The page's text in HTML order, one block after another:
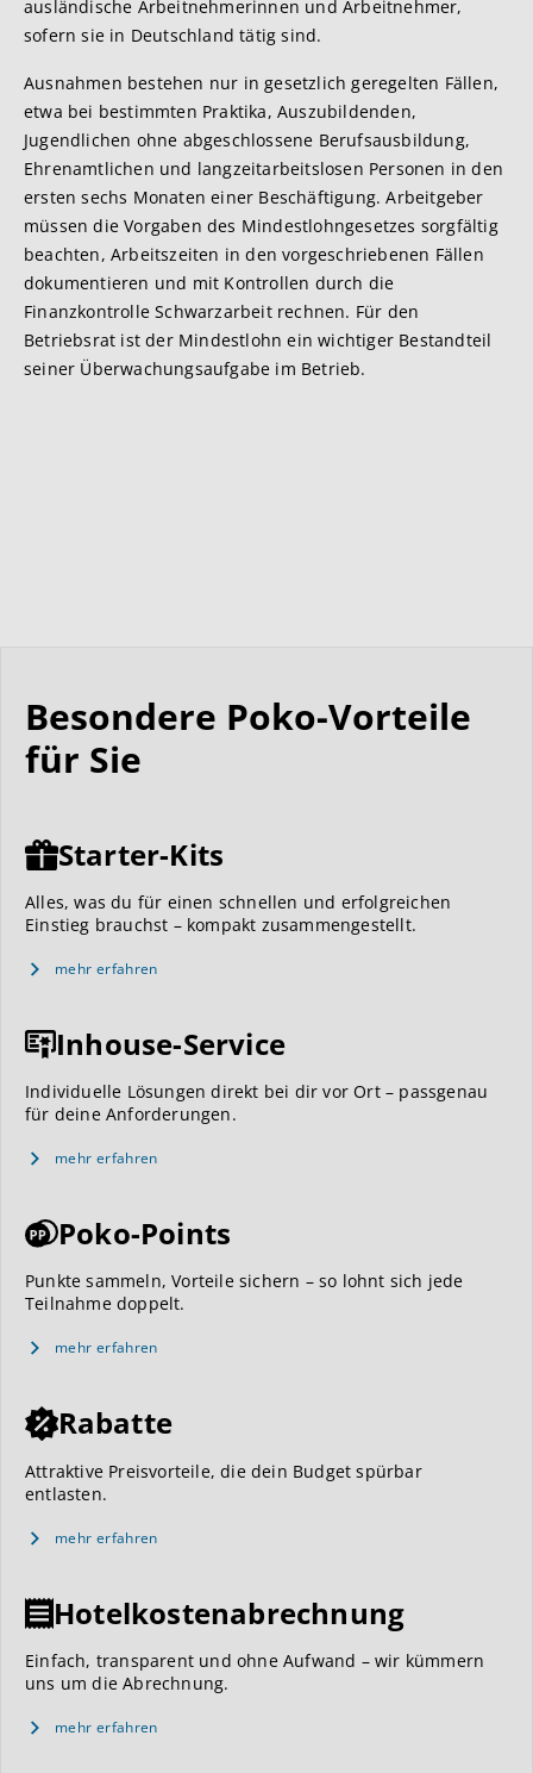
ausländische Arbeitnehmerinnen und Arbeitnehmer,
sofern sie in Deutschland tätig sind.
Ausnahmen bestehen nur in gesetzlich geregelten Fällen,
etwa bei bestimmten Praktika, Auszubildenden,
Jugendlichen ohne abgeschlossene Berufsausbildung,
Ehrenamtlichen und langzeitarbeitslosen Personen in den
ersten sechs Monaten einer Beschäftigung. Arbeitgeber
müssen die Vorgaben des Mindestlohngesetzes sorgfältig
beachten, Arbeitszeiten in den vorgeschriebenen Fällen
dokumentieren und mit Kontrollen durch die
Finanzkontrolle Schwarzarbeit rechnen. Für den
Betriebsrat ist der Mindestlohn ein wichtiger Bestandteil
seiner Überwachungsaufgabe im Betrieb.
Besondere Poko-Vorteile
für Sie
Starter-Kits
Alles, was du für einen schnellen und erfolgreichen
Einstieg brauchst – kompakt zusammengestellt.
mehr erfahren
Inhouse-Service
Individuelle Lösungen direkt bei dir vor Ort – passgenau
für deine Anforderungen.
mehr erfahren
Poko-Points
Punkte sammeln, Vorteile sichern – so lohnt sich jede
Teilnahme doppelt.
mehr erfahren
Rabatte
Attraktive Preisvorteile, die dein Budget spürbar
entlasten.
mehr erfahren
Hotelkostenabrechnung
Einfach, transparent und ohne Aufwand – wir kümmern
uns um die Abrechnung.
mehr erfahren